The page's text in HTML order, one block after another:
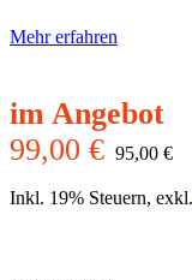
Mehr erfahren
99,00 € 95,00 €
Inkl. 19% Steuern, exkl.